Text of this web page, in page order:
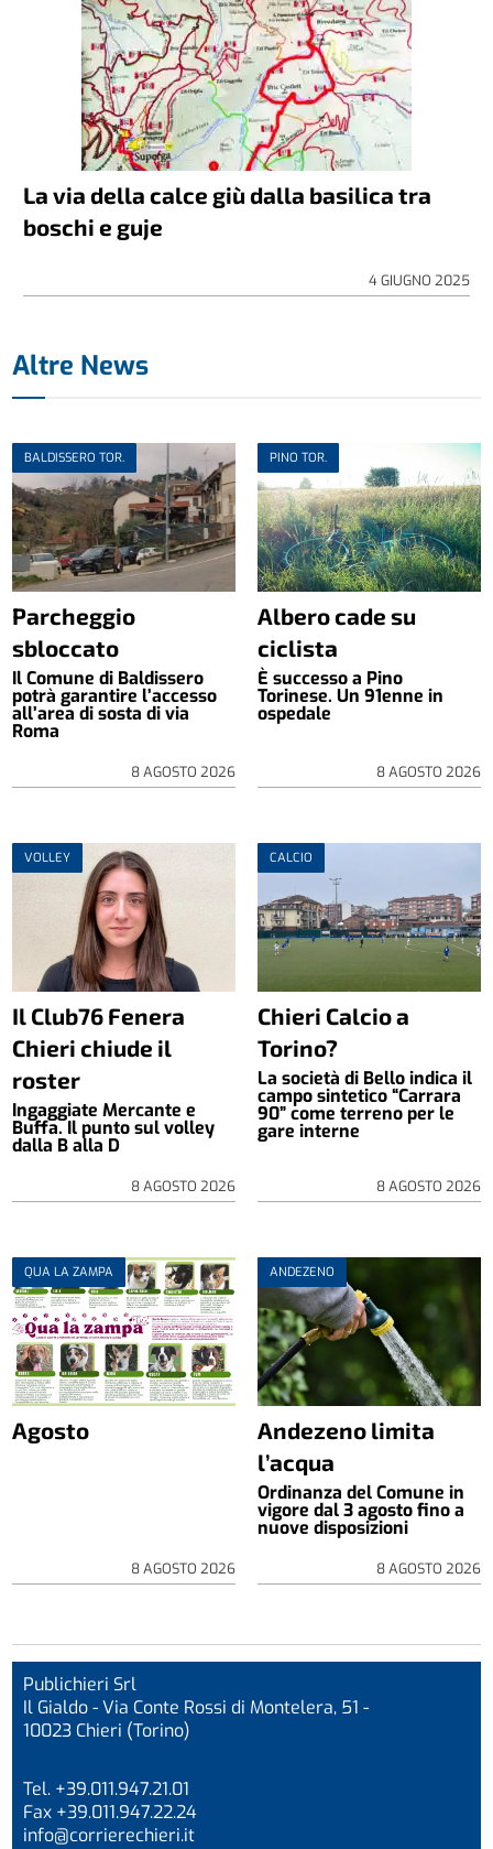
La via della calce giù dalla basilica tra
boschi e guje
4 GIUGNO 2025
Altre News
BALDISSERO TOR.
Parcheggio
sbloccato
Il Comune di Baldissero
potrà garantire l’accesso
all’area di sosta di via
Roma
8 AGOSTO 2026
PINO TOR.
Albero cade su
ciclista
È successo a Pino
Torinese. Un 91enne in
ospedale
8 AGOSTO 2026
VOLLEY
Il Club76 Fenera
Chieri chiude il
roster
Ingaggiate Mercante e
Buffa. Il punto sul volley
dalla B alla D
8 AGOSTO 2026
CALCIO
Chieri Calcio a
Torino?
La società di Bello indica il
campo sintetico “Carrara
90” come terreno per le
gare interne
8 AGOSTO 2026
QUA LA ZAMPA
Agosto
8 AGOSTO 2026
ANDEZENO
Andezeno limita
l’acqua
Ordinanza del Comune in
vigore dal 3 agosto fino a
nuove disposizioni
8 AGOSTO 2026
Publichieri Srl
Il Gialdo - Via Conte Rossi di Montelera, 51 -
10023 Chieri (Torino)
Tel. +39.011.947.21.01
Fax +39.011.947.22.24
info@corrierechieri.it